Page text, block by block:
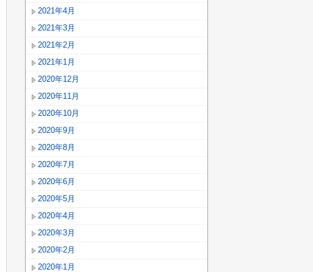
2021年4月
2021年3月
2021年2月
2021年1月
2020年12月
2020年11月
2020年10月
2020年9月
2020年8月
2020年7月
2020年6月
2020年5月
2020年4月
2020年3月
2020年2月
2020年1月